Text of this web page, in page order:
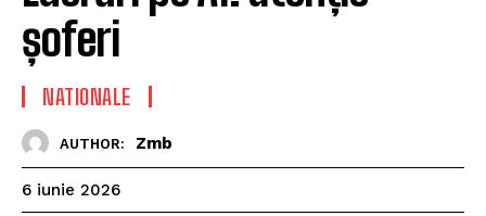
șoferi
NATIONALE
AUTHOR: Zmb
6 iunie 2026